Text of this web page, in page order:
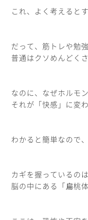
これ、よく考えると
だって、筋トレや勉強
普通はクソめんどく
なのに、なぜホルモン
それが「快感」に変
わかると簡単なので
カギを握っているのは
脳の中にある「扁桃